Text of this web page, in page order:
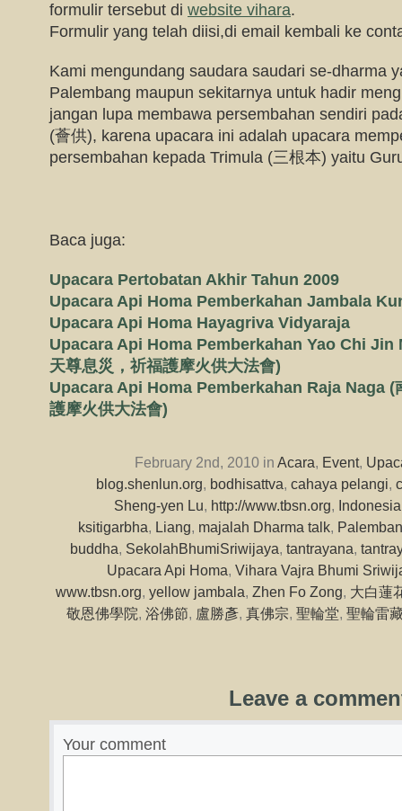
formulir tersebut di website vihara.
Formulir yang telah diisi,di email kembali ke
Kami mengundang saudara saudari se-dharma
Palembang maupun sekitarnya untuk hadir
jangan lupa membawa persembahan sendiri
(薈供), karena upacara ini adalah upacara
persembahan kepada Trimula (三根本) yaitu
Baca juga:
Upacara Pertobatan Akhir Tahun 2009
Upacara Api Homa Pemberkahan Jambala
Upacara Api Homa Hayagriva Vidyaraja
Upacara Api Homa Pemberkahan Yao Chi Jin
天尊息災，祈福護摩火供大法會)
Upacara Api Homa Pemberkahan Raja Naga (
護摩火供大法會)
February 2nd, 2010 in Acara, Event,
blog.shenlun.org, bodhisattva, cahaya pelangi,
Sheng-yen Lu, http://www.tbsn.org, Indonesia
ksitigarbha, Liang, majalah Dharma talk,
buddha, SekolahBhumiSriwijaya, tantrayana,
Upacara Api Homa, Vihara Vajra Bhumi
www.tbsn.org, yellow jambala, Zhen Fo Zong, 大白蓮
敬恩佛學院, 浴佛節, 盧勝彥, 真佛宗, 聖輪堂, 聖輪雷
Leave a
Your comment